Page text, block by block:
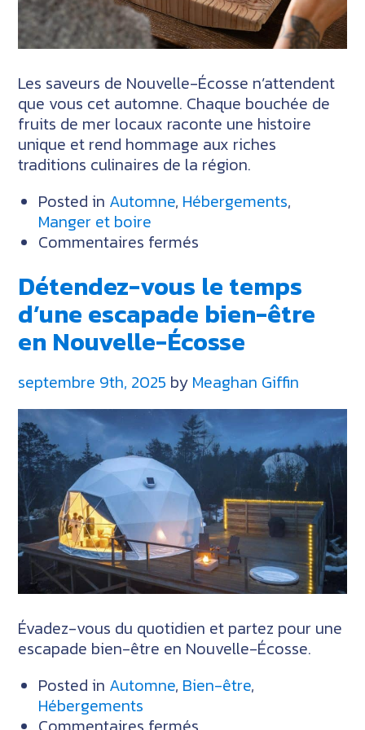
Les saveurs de Nouvelle-Écosse n’attendent
que vous cet automne. Chaque bouchée de
fruits de mer locaux raconte une histoire
unique et rend hommage aux riches
traditions culinaires de la région.
Posted in Automne, Hébergements,
Manger et boire
Commentaires fermés
une
aventure
culinaire
en
Écosse
avec
ces
forfaits
Détendez-vous le temps
d’une escapade bien-être
en Nouvelle-Écosse
septembre 9th, 2025 by Meaghan Giffin
Évadez-vous du quotidien et partez pour une
escapade bien-être en Nouvelle-Écosse.
Posted in Automne, Bien-être,
Hébergements